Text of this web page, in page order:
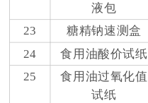
液包
23 糖精钠速测盒
24
食用油酸价试纸
25
食用油过氧化值
试纸